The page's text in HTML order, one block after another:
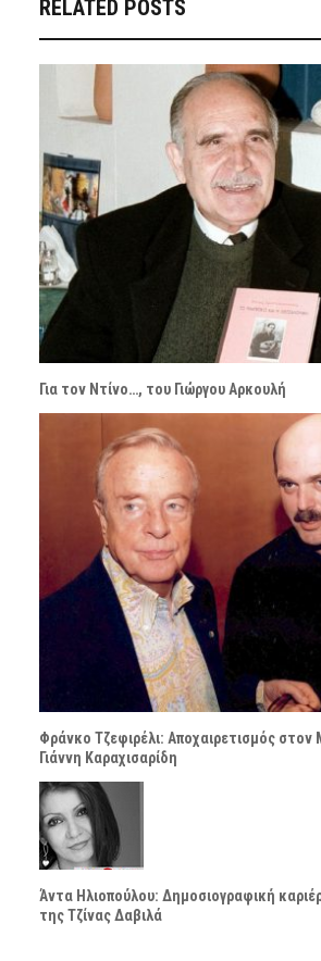
RELATED POSTS
Για τον Ντίνο…, του Γιώργου Αρκουλή
Φράνκο Τζεφιρέλι: Αποχαιρετισμός
Γιάννη Καραχισαρίδη
Άντα Ηλιοπούλου: Δημοσιογραφική
της Τζίνας Δαβιλά